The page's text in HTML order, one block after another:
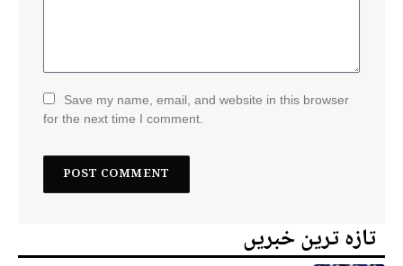
Save my name, email, and website in this browser
for the next time I comment.
تازہ ترین خبریں